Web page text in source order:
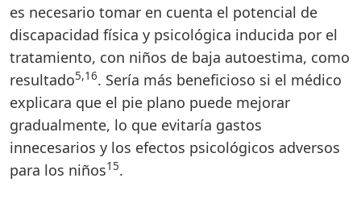
es necesario tomar en cuenta el potencial de
discapacidad física y psicológica inducida por el
tratamiento, con niños de baja autoestima, como
resultado5,16. Sería más beneficioso si el médico
explicara que el pie plano puede mejorar
gradualmente, lo que evitaría gastos
innecesarios y los efectos psicológicos adversos
para los niños15.